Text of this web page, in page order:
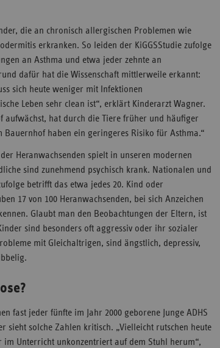
die an chronisch allergischen Problemen wie
erkranken. So leiden der KiGGSStudie zufolge
an Asthma und etwa jeder zehnte an
dafür hat die Wissenschaft mittlerweile erkannt:
sich heute weniger mit Infektionen
Leben sehr clean ist“, erklärt Kinderarzt Wagner.
aufwächst, hat durch die Tiere früher und häufiger
Bauernhof haben ein geringeres Risiko für Asthma.“
Heranwachsenden spielt in unseren modernen
sind zunehmend psychisch krank. Nationalen und
betrifft das etwa jedes 20. Kind oder
17 von 100 Heranwachsenden, bei sich Anzeichen
Glaubt man den Beobachtungen der Eltern, ist
sind besonders oft aggressiv oder ihr sozialer
mit Gleichaltrigen, sind ängstlich, depressiv,
fast jeder fünfte im Jahr 2000 geborene Junge ADHS
sieht solche Zahlen kritisch. „Vielleicht rutschen heute
Unterricht unkonzentriert auf dem Stuhl herum“,